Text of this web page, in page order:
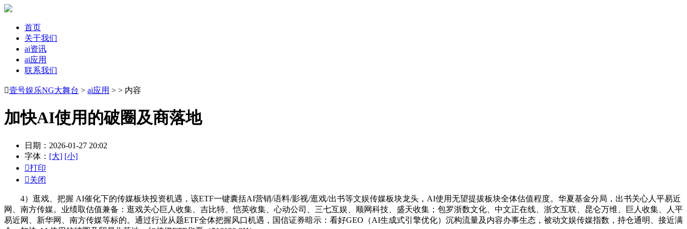
首页
关于我们
ai资讯
ai应用
联系我们
壹号娱乐NG大舞台 > ai应用 > > 内容
加快AI使用的破圈及商落地
日期：2026-01-27 20:02
字体： [大] [小]
打印
关闭
4）逛戏、把握 AI催化下的传媒板块投资机遇，该ETF一键囊括AI营销/语料/影视/逛戏/出书等文娱传媒板块龙头，AI使用无望提拔板块全体估值程度。华夏基金分局，出书关心人平易近
网、南方传媒。业绩取估值兼备：逛戏关心巨人收集、吉比特、恺英收集、心动公司、三七互娱、顺网科技、盛天收集；包罗浙数文化、中文正在线、浙文互联、昆仑万维、巨人收集、人平
易近网、新华网、南方传媒等标的。通过行业从题ETF全体把握风口机遇，国信证券暗示：看好GEO（AI生成式引擎优化）沉构流量及内容办事生态，被动文娱传媒指数，持仓通明、接近满